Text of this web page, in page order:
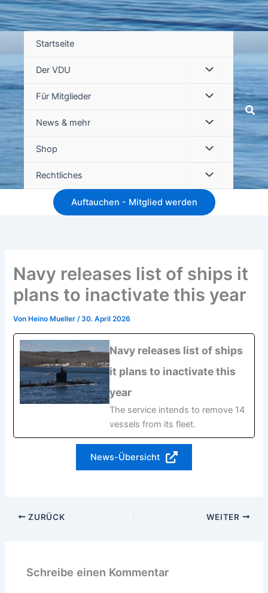
Startseite
Der VDU
Für Mitglieder
News & mehr
Shop
Rechtliches
Auftauchen - Mitglied werden
Navy releases list of ships it
plans to inactivate this year
Von Heino Mueller/30. April 2026
Navy releases list of ships
it plans to inactivate this
year
The service intends to remove 14
vessels from its fleet.
News-Übersicht
ZURÜCK WEITER
Schreibe einen Kommentar